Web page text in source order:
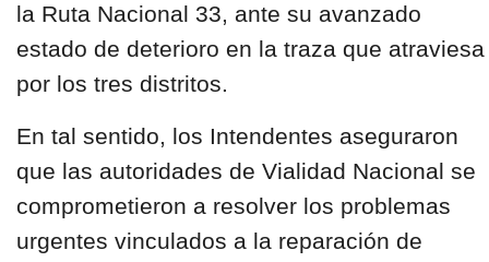
la Ruta Nacional 33, ante su avanzado
estado de deterioro en la traza que atraviesa
por los tres distritos.
En tal sentido, los Intendentes aseguraron
que las autoridades de Vialidad Nacional se
comprometieron a resolver los problemas
urgentes vinculados a la reparación de